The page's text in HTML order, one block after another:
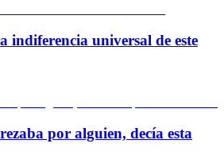
indiferencia universal de este
por alguien, decía esta